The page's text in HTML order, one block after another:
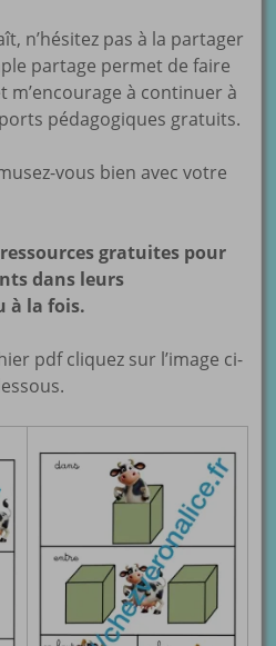
n’hésitez pas à la partager
partage permet de faire
à continuer à
pédagogiques gratuits.
vous bien avec votre
ressources gratuites pour
dans leurs
à la fois.
pdf cliquez sur l’image ci-